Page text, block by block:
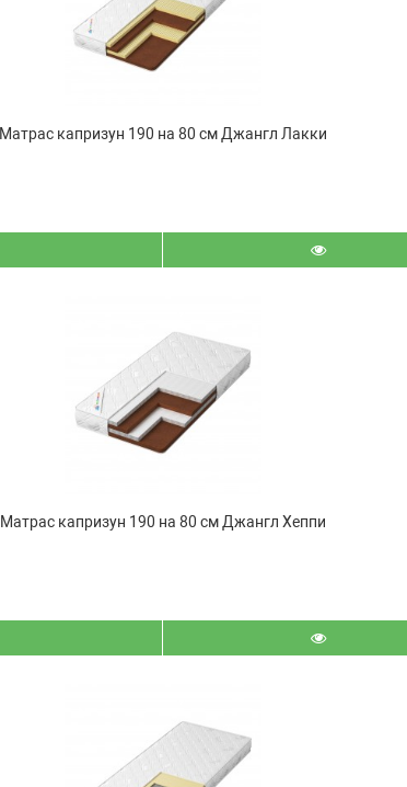
Матрас капризун 190 на 80 см Джангл Лакки
Матрас капризун 190 на 80 см Джангл Хеппи